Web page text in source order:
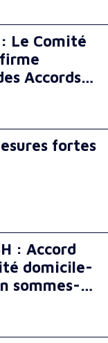
Le Comité
Accords
fortes
: Accord
domicile-
sommes-
?